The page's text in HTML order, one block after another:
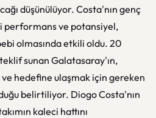
düşünülüyor. Costa'nın genç
performans ve potansiyel,
olmasında etkili oldu. 20
sunan Galatasaray'ın,
hedefine ulaşmak için gereken
belirtiliyor. Diogo Costa'nın
kaleci hattını